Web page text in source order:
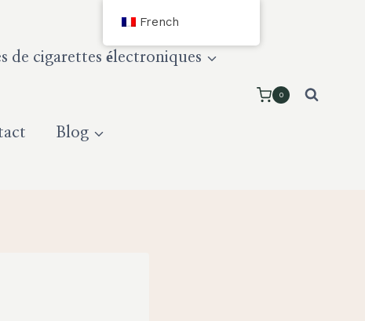
de cigarettes électroniques
Blog
0
French